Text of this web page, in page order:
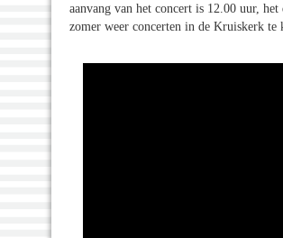
aanvang van het concert is 12.00 uur,
zomer weer concerten in de Kruiskerk te